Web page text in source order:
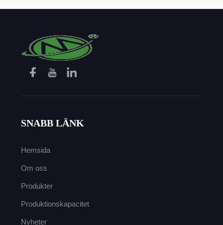
SNABB LÄNK
Hemsida
Om oss
Produkter
Produktionskapacitet
Nyheter